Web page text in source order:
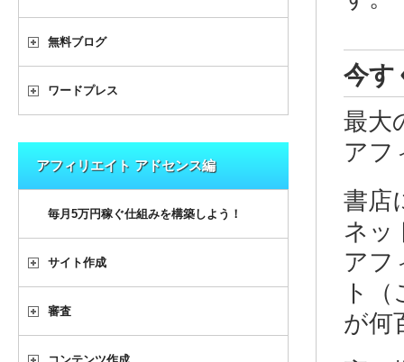
今す
最大
アフ
書店
ネッ
アフ
ト
が何
無料ブログ
ワードプレス
アフィリエイト アドセンス編
毎月5万円稼ぐ仕組みを構築しよう！
サイト作成
審査